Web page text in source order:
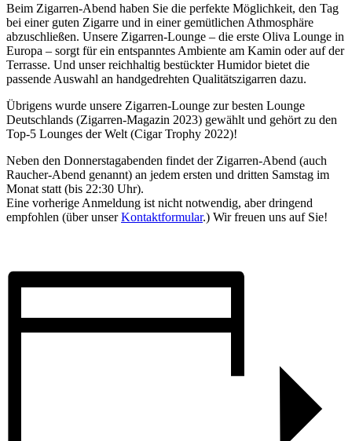
Beim Zigarren-Abend haben Sie die perfekte Möglichkeit, den Tag
bei einer guten Zigarre und in einer gemütlichen Athmosphäre
abzuschließen. Unsere Zigarren-Lounge – die erste Oliva Lounge in
Europa – sorgt für ein entspanntes Ambiente am Kamin oder auf der
Terrasse. Und unser reichhaltig bestückter Humidor bietet die
passende Auswahl an handgedrehten Qualitätszigarren dazu.
Übrigens wurde unsere Zigarren-Lounge zur besten Lounge
Deutschlands (Zigarren-Magazin 2023) gewählt und gehört zu den
Top-5 Lounges der Welt (Cigar Trophy 2022)!
Neben den Donnerstagabenden findet der Zigarren-Abend (auch
Raucher-Abend genannt) an jedem ersten und dritten Samstag im
Monat statt (bis 22:30 Uhr).
Eine vorherige Anmeldung ist nicht notwendig, aber dringend
empfohlen (über unserKontaktformular.) Wir freuen uns auf Sie!